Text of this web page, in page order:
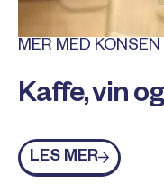
MER MED KONSEN
Kaffe, vin
Les mer
LES MER